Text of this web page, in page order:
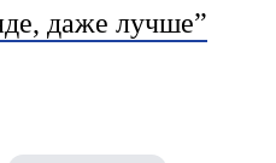
даже лучше”